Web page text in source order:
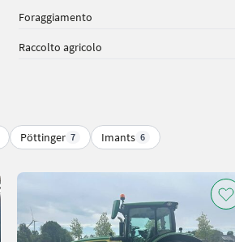
Foraggiamento
Raccolto agricolo
Pöttinger 7 Imants 6